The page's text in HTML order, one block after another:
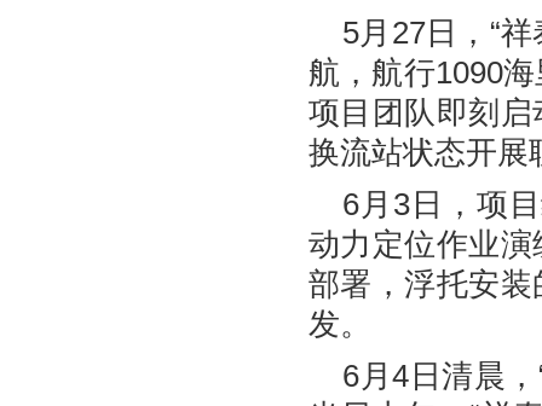
5月27日，“
航，航行1090
项目团队即刻
换流站状态开展
6月3日，项
动力定位作业
部署，浮托安
发。
6月4日清晨